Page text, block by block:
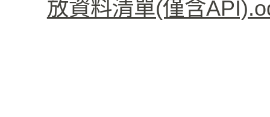
放資料清單(僅含